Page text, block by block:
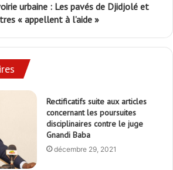
urbaine : Les pavés de Djidjolé et
« appellent à l’aide »
Rectificatifs suite aux articles
concernant les poursuites
disciplinaires contre le juge
Gnandi Baba
décembre 29, 2021